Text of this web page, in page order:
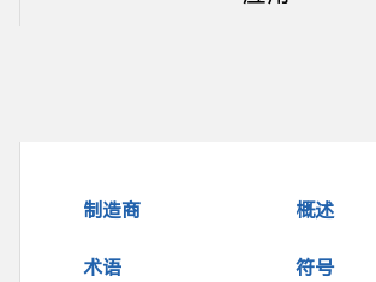
制造商 概述
术语 符号